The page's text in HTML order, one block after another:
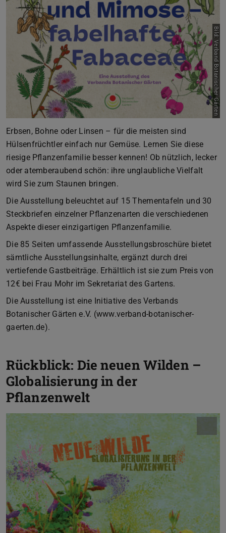
Bild: Verband Botanischer Gärten
Erbsen, Bohne oder Linsen – für die meisten sind
Hülsenfrüchtler einfach nur Gemüse. Lernen Sie diese
riesige Pflanzenfamilie besser kennen! Ob nützlich, lecker
oder atemberaubend schön: ihre unglaubliche Vielfalt
wird Sie zum Staunen bringen.
Die Ausstellung beleuchtet auf 15 Thementafeln und 30
Steckbriefen einzelner Pflanzenarten die verschiedenen
Aspekte dieser einzigartigen Pflanzenfamilie.
Die 85 Seiten umfassende Ausstellungsbroschüre bietet
sämtliche Ausstellungsinhalte, ergänzt durch drei
vertiefende Gastbeiträge. Erhältlich ist sie zum Preis von
12€ bei Frau Mohr im Sekretariat des Gartens.
Die Ausstellung ist eine Initiative des Verbands
Botanischer Gärten e.V. (www.verband-botanischer-
gaerten.de).
Rückblick: Die neuen Wilden –
Globalisierung in der
Pflanzenwelt